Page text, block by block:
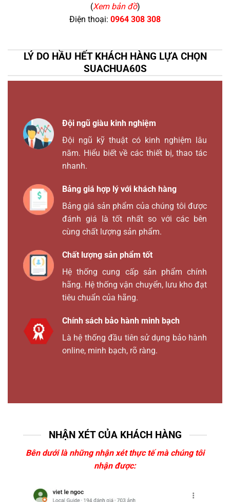
(Xem bản đồ)
Điện thoại: 0964 308 308
LÝ DO HẦU HẾT KHÁCH HÀNG LỰA CHỌN
SUACHUA60S
Đội ngũ giàu kinh nghiệm
Đội ngũ kỹ thuật có kinh nghiệm lâu
năm. Hiểu biết về các thiết bị, thao tác
nhanh.
Bảng giá hợp lý với khách hàng
Bảng giá sản phẩm của chúng tôi được
đánh giá là tốt nhất so với các bên
cùng chất lượng sản phẩm.
Chất lượng sản phẩm tốt
Hệ thống cung cấp sản phẩm chính
hãng. Hệ thống vận chuyển, lưu kho đạt
tiêu chuẩn của hãng.
Chính sách bảo hành minh bạch
Là hệ thống đầu tiên sử dụng bảo hành
online, minh bạch, rõ ràng.
NHẬN XÉT CỦA KHÁCH HÀNG
Bên dưới là những nhận xét thực tế mà chúng tôi
nhận được: